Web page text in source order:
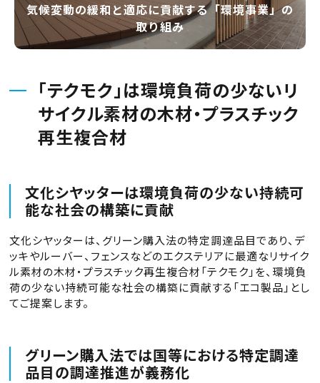
気候変動の緩和と適応に貢献する「環境事業」の
取り組み
「テクモク」は環境負荷の少ないリ
サイクル素材の木材・プラスチック
再生複合材
文化シヤッターは環境負荷の少ない持続可
能な社会の構築に貢献
文化シヤッターは、グリーン購入法の特定調達品目であり、デ
ッキやルーバー、フェンスなどのエクステリアに最適なリサイク
ル素材の木材・プラスチック再生複合材「テクモク」を、環境負
荷の少ない持続可能な社会の構築に貢献する「エコ製品」とし
てご提案します。
グリーン購入法では国等における特定調達
品目の調達推進が義務化